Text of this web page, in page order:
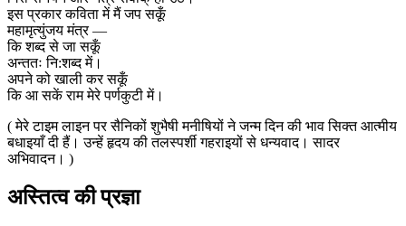
इस प्रकार कविता में मैं जप सकूँ
महामृत्युंजय मंत्र —
कि शब्द से जा सकूँ
अन्ततः नि:शब्द में।
अपने को खाली कर सकूँ
कि आ सकें राम मेरे पर्णकुटी में।
( मेरे टाइम लाइन पर सैनिकों शुभैषी मनीषियों ने जन्म दिन की भाव सिक्त आत्मीय
बधाइयाँ दी हैं। उन्हें हृदय की तलस्पर्शी गहराइयों से धन्यवाद। सादर
अभिवादन। )
अस्तित्व की प्रज्ञा